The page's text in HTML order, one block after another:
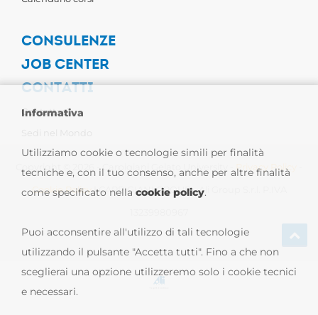
CONSULENZE
JOB CENTER
CONTATTI
Contattaci
Copyright © 2026 - Carpigiani Gelato University - Privacy Policy
Cookie Policy| CARPIGIANI GROUP - Ali Group S.r.l. P.IVA
Informativa
Utilizziamo cookie o tecnologie simili per finalità
tecniche e, con il tuo consenso, anche per altre finalità
come specificato nella cookie policy.
Puoi acconsentire all'utilizzo di tali tecnologie
utilizzando il pulsante "Accetta tutti". Fino a che non
sceglierai una opzione utilizzeremo solo i cookie tecnici
e necessari.